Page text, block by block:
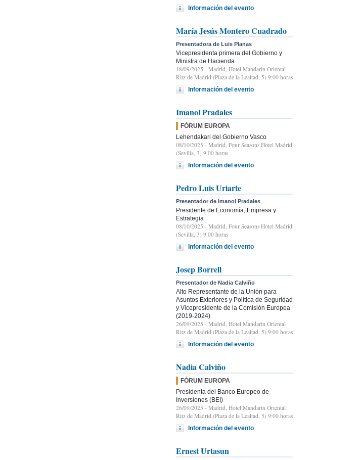
Información del evento
María Jesús Montero Cuadrado
Presentadora de Luis Planas
Vicepresidenta primera del Gobierno y
Ministra de Hacienda
18/09/2025 - Madrid, Hotel Mandarin Oriental
Ritz de Madrid (Plaza de la Lealtad, 5) 9:00 horas
Información del evento
Imanol Pradales
FÓRUM EUROPA
Lehendakari del Gobierno Vasco
08/10/2025 - Madrid, Four Seasons Hotel Madrid
(Sevilla, 3) 9.00 horas
Información del evento
Pedro Luis Uriarte
Presentador de Imanol Pradales
Presidente de Economía, Empresa y
Estrategia
08/10/2025 - Madrid, Four Seasons Hotel Madrid
(Sevilla, 3) 9.00 horas
Información del evento
Josep Borrell
Presentador de Nadia Calviño
Alto Representante de la Unión para
Asuntos Exteriores y Política de Seguridad
y Vicepresidente de la Comisión Europea
(2019-2024)
26/09/2025 - Madrid, Hotel Mandarin Oriental
Ritz de Madrid (Plaza de la Lealtad, 5) 9:00 horas
Información del evento
Nadia Calviño
FÓRUM EUROPA
Presidenta del Banco Europeo de
Inversiones (BEI)
26/09/2025 - Madrid, Hotel Mandarin Oriental
Ritz de Madrid (Plaza de la Lealtad, 5) 9:00 horas
Información del evento
Ernest Urtasun